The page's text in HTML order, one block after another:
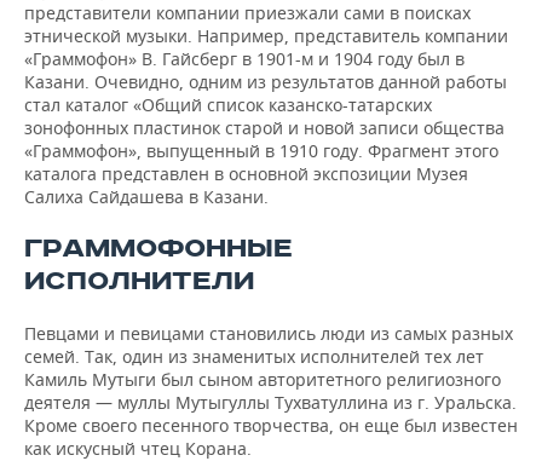
представители компании приезжали сами в поисках
этнической музыки. Например, представитель компании
«Граммофон» В. Гайсберг в 1901-м и 1904 году был в
Казани. Очевидно, одним из результатов данной работы
стал каталог «Общий список казанско-татарских
зонофонных пластинок старой и новой записи общества
«Граммофон», выпущенный в 1910 году. Фрагмент этого
каталога представлен в основной экспозиции Музея
Салиха Сайдашева в Казани.
ГРАММОФОННЫЕ
ИСПОЛНИТЕЛИ
Певцами и певицами становились люди из самых разных
семей. Так, один из знаменитых исполнителей тех лет
Камиль Мутыги был сыном авторитетного религиозного
деятеля — муллы Мутыгуллы Тухватуллина из г. Уральска.
Кроме своего песенного творчества, он еще был известен
как искусный чтец Корана.